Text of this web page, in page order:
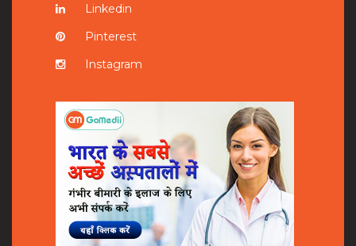
Linkedin
Pinterest
Instagram